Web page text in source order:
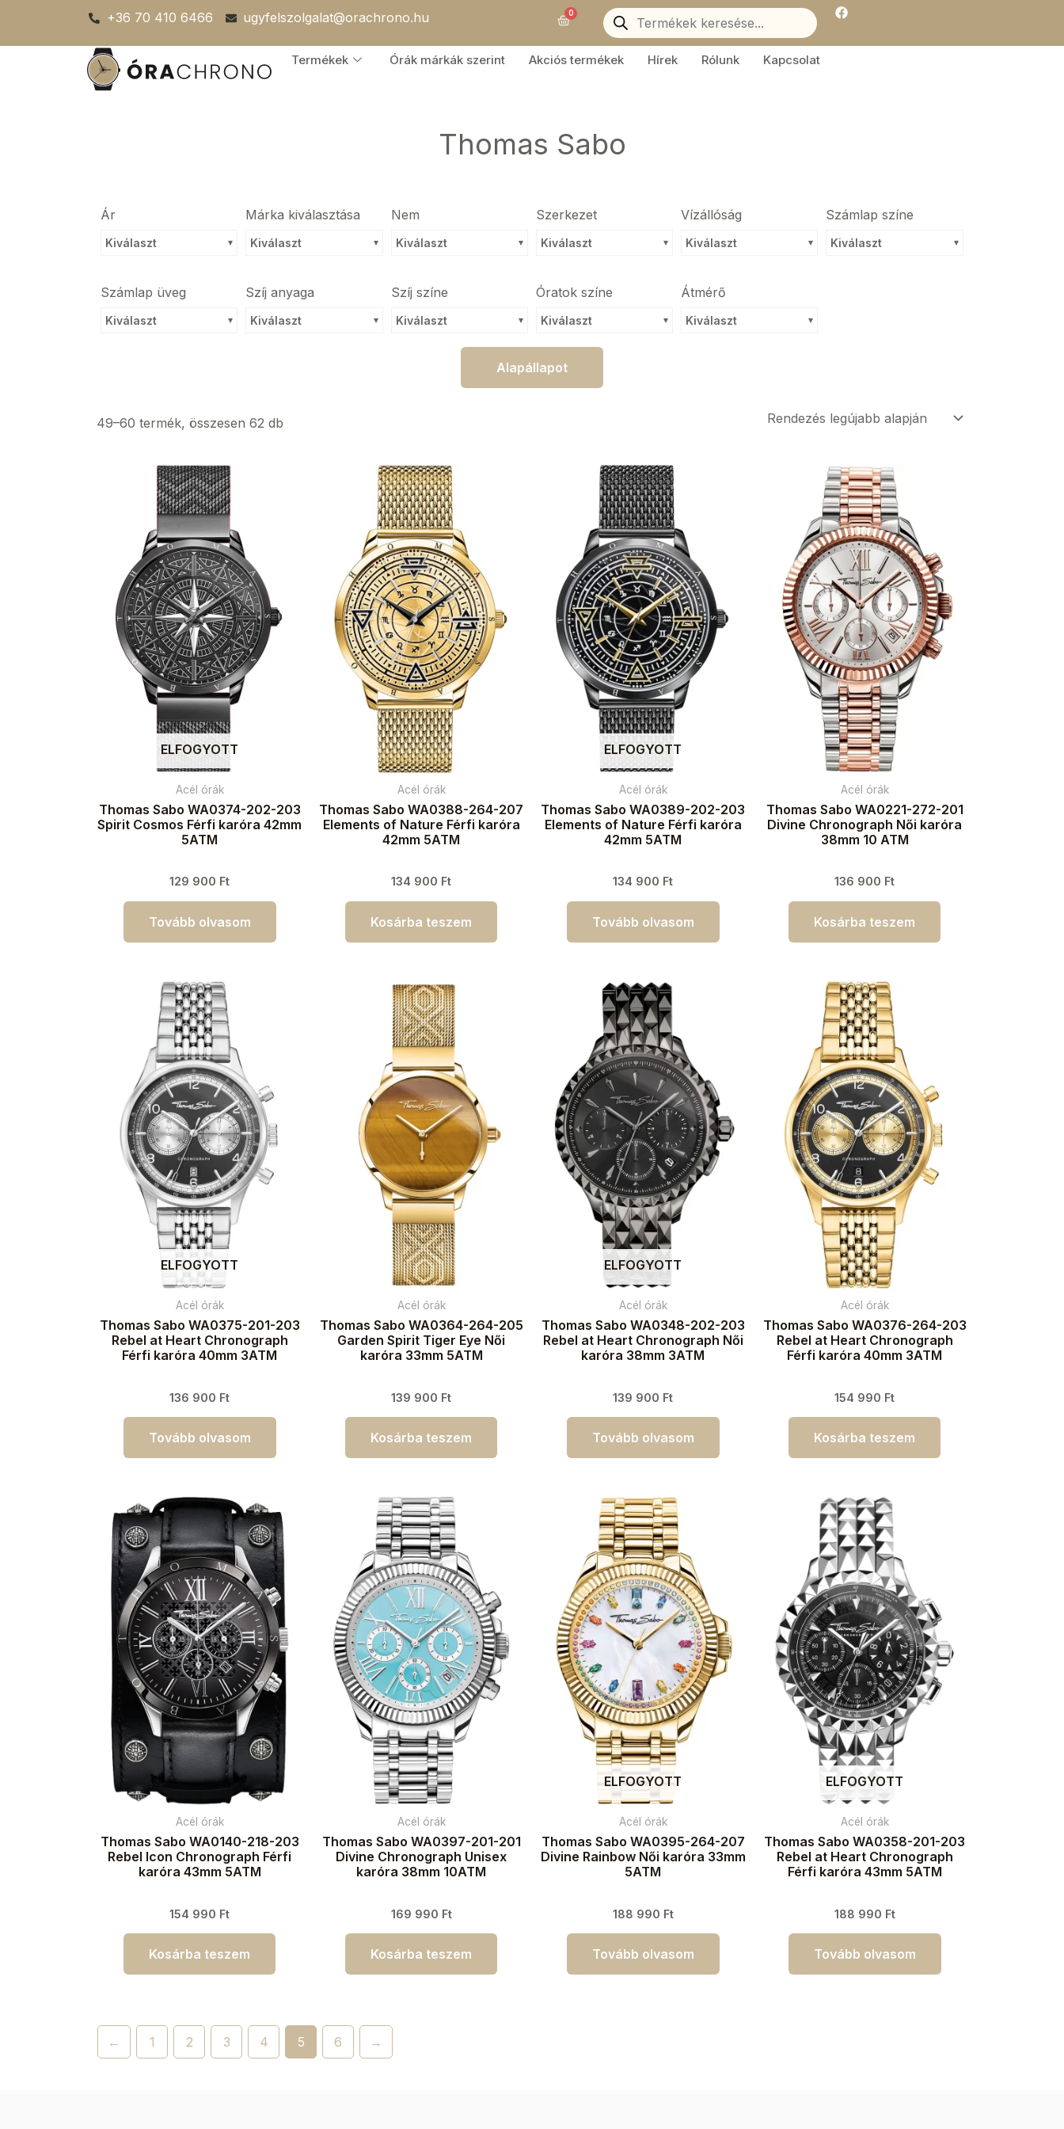
content
+36 70 410 6466 ugyfelszolgalat@orachrono.hu 0Kosár
Products
search
F
a
e
Termékek Órák márkák szerint Akciós termékek Hírek Rólunk Kapcsolat
Thomas Sabo
Ár
Kiválaszt
Márka kiválasztása
Kiválaszt
Nem
Kiválaszt
Szerkezet
Kiválaszt
Vízállóság
Kiválaszt
Számlap színe
Kiválaszt
Számlap üveg
Kiválaszt
Szíj anyaga
Kiválaszt
Szíj színe
Kiválaszt
Óratok színe
Kiválaszt
Átmérő
Kiválaszt
Alapállapot
49–60 termék, összesen 62 db
ELFOGYOTT
Acél órák
Thomas Sabo WA0374-202-203
Spirit Cosmos Férfi karóra 42mm
5ATM
129 900 Ft
Tovább olvasom
Acél órák
Thomas Sabo WA0388-264-207
Elements of Nature Férfi karóra
42mm 5ATM
134 900 Ft
Kosárba teszem
ELFOGYOTT
Acél órák
Thomas Sabo WA0389-202-203
Elements of Nature Férfi karóra
42mm 5ATM
134 900 Ft
Tovább olvasom
Acél órák
Thomas Sabo WA0221-272-201
Divine Chronograph Női karóra
38mm 10 ATM
136 900 Ft
Kosárba teszem
ELFOGYOTT
Acél órák
Thomas Sabo WA0375-201-203
Rebel at Heart Chronograph
Férfi karóra 40mm 3ATM
136 900 Ft
Tovább olvasom
Acél órák
Thomas Sabo WA0364-264-205
Garden Spirit Tiger Eye Női
karóra 33mm 5ATM
139 900 Ft
Kosárba teszem
ELFOGYOTT
Acél órák
Thomas Sabo WA0348-202-203
Rebel at Heart Chronograph Női
karóra 38mm 3ATM
139 900 Ft
Tovább olvasom
Acél órák
Thomas Sabo WA0376-264-203
Rebel at Heart Chronograph
Férfi karóra 40mm 3ATM
154 990 Ft
Kosárba teszem
Acél órák
Thomas Sabo WA0140-218-203
Rebel Icon Chronograph Férfi
karóra 43mm 5ATM
154 990 Ft
Kosárba teszem
Acél órák
Thomas Sabo WA0397-201-201
Divine Chronograph Unisex
karóra 38mm 10ATM
169 990 Ft
Kosárba teszem
ELFOGYOTT
Acél órák
Thomas Sabo WA0395-264-207
Divine Rainbow Női karóra 33mm
5ATM
188 990 Ft
Tovább olvasom
ELFOGYOTT
Acél órák
Thomas Sabo WA0358-201-203
Rebel at Heart Chronograph
Férfi karóra 43mm 5ATM
188 990 Ft
Tovább olvasom
← 1 2 3 4 5 6 →